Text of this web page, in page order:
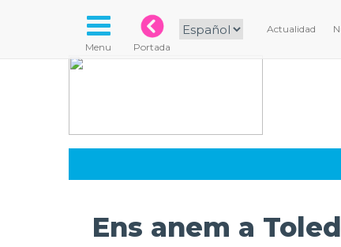
Actualidad
Menu Portada
Ens anem a